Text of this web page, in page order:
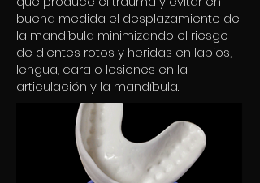
buena medida el desplazamiento de
la mandíbula minimizando el riesgo
de dientes rotos y heridas en labios,
lengua, cara o lesiones en la
articulación y la mandíbula.